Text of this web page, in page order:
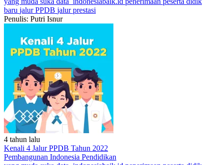
baru jalur PPDB jalur prestasi
Penulis: Putri Isnur
4 tahun lalu
Kenali 4 Jalur PPDB Tahun 2022
Pembangunan Indonesia Pendidikan